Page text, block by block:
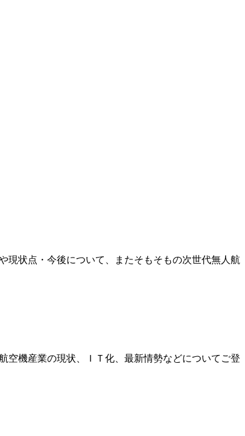
現状点・今後について、またそもそもの次世代無人航
空機産業の現状、ＩＴ化、最新情勢などについてご登